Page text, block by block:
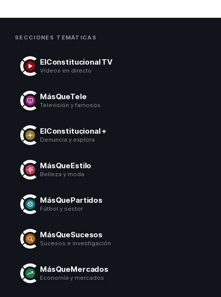
SECCIONES TEMÁTICAS
ElConstitucional TV
Vídeos en directo
MásQueTele
Televisión y famosos
ElConstitucional +
Denuncia y explora
MásQueEstilo
Belleza y moda
MásQuePartidos
Fútbol y sector
MásQueSucesos
Sucesos e investigación
MásQueMercados
Economía y mercados